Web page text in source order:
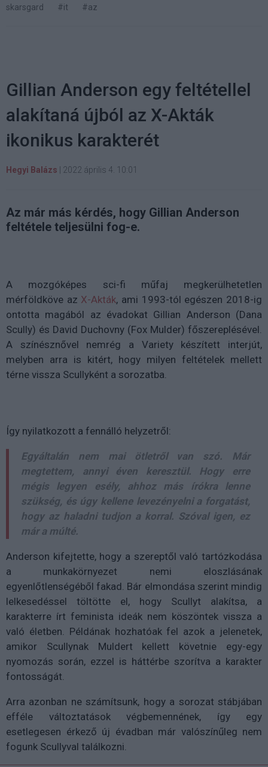
skarsgard
#it #az
Gillian Anderson egy feltétellel
alakítaná újból az X-Akták
ikonikus karakterét
Hegyi Balázs | 2022 április 4. 10:01
Az már más kérdés, hogy Gillian Anderson
feltétele teljesülni fog-e.
A mozgóképes sci-fi műfaj megkerülhetetlen
mérföldköve az X-Akták, ami 1993-tól egészen 2018-ig
ontotta magából az évadokat Gillian Anderson (Dana
Scully) és David Duchovny (Fox Mulder) főszereplésével.
A színésznővel nemrég a Variety készített interjút,
melyben arra is kitért, hogy milyen feltételek mellett
térne vissza Scullyként a sorozatba.
Így nyilatkozott a fennálló helyzetről:
Egyáltalán nem mai ötletről van szó. Már
megtettem, annyi éven keresztül. Hogy erre
mégis legyen esély, ahhoz más írókra lenne
szükség, és úgy kellene levezényelni a forgatást,
hogy az haladni tudjon a korral. Szóval igen, ez
már a múlté.
Anderson kifejtette, hogy a szereptől való tartózkodása
a munkakörnyezet nemi eloszlásának
egyenlőtlenségéből fakad. Bár elmondása szerint mindig
lelkesedéssel töltötte el, hogy Scullyt alakítsa, a
karakterre írt feminista ideák nem köszöntek vissza a
való életben. Példának hozhatóak fel azok a jelenetek,
amikor Scullynak Muldert kellett követnie egy-egy
nyomozás során, ezzel is háttérbe szorítva a karakter
fontosságát.
Arra azonban ne számítsunk, hogy a sorozat stábjában
efféle változtatások végbemennének, így egy
esetlegesen érkező új évadban már valószínűleg nem
fogunk Scullyval találkozni.